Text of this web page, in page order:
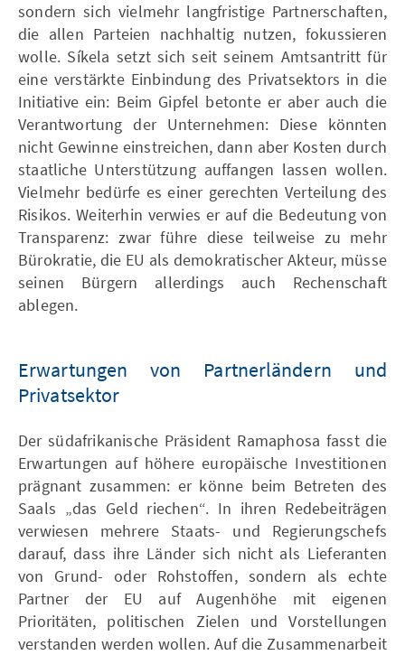
sondern sich vielmehr langfristige Partnerschaften,
die allen Parteien nachhaltig nutzen, fokussieren
wolle. Síkela setzt sich seit seinem Amtsantritt für
eine verstärkte Einbindung des Privatsektors in die
Initiative ein: Beim Gipfel betonte er aber auch die
Verantwortung der Unternehmen: Diese könnten
nicht Gewinne einstreichen, dann aber Kosten durch
staatliche Unterstützung auffangen lassen wollen.
Vielmehr bedürfe es einer gerechten Verteilung des
Risikos. Weiterhin verwies er auf die Bedeutung von
Transparenz: zwar führe diese teilweise zu mehr
Bürokratie, die EU als demokratischer Akteur, müsse
seinen Bürgern allerdings auch Rechenschaft
ablegen.
Erwartungen von Partnerländern und
Privatsektor
Der südafrikanische Präsident Ramaphosa fasst die
Erwartungen auf höhere europäische Investitionen
prägnant zusammen: er könne beim Betreten des
Saals „das Geld riechen“. In ihren Redebeiträgen
verwiesen mehrere Staats- und Regierungschefs
darauf, dass ihre Länder sich nicht als Lieferanten
von Grund- oder Rohstoffen, sondern als echte
Partner der EU auf Augenhöhe mit eigenen
Prioritäten, politischen Zielen und Vorstellungen
verstanden werden wollen. Auf die Zusammenarbeit